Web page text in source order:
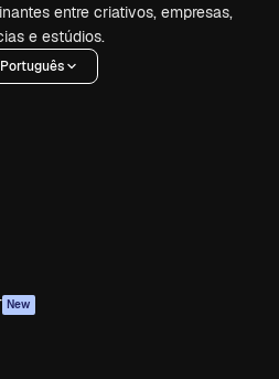
entre criativos, empresas,
e estúdios.
Português
New